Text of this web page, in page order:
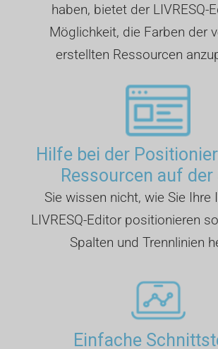
haben, bietet der LIVRESQ-
Möglichkeit, die Farben der
erstellten Ressourcen
Hilfe bei der
Ressourcen auf der
Sie wissen nicht, wie Sie Ihre
LIVRESQ-Editor positionieren
Spalten und Trennlinien
Einfache